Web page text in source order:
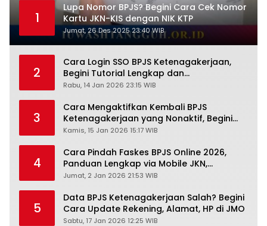
1
Lupa Nomor BPJS? Begini Cara Cek Nomor
Kartu JKN-KIS dengan NIK KTP
Jumat, 26 Des 2025 23:40 WIB
2
Cara Login SSO BPJS Ketenagakerjaan,
Begini Tutorial Lengkap dan
Pengertiannya
Rabu, 14 Jan 2026 23:15 WIB
3
Cara Mengaktifkan Kembali BPJS
Ketenagakerjaan yang Nonaktif, Begini
Panduan Lengkapnya
Kamis, 15 Jan 2026 15:17 WIB
4
Cara Pindah Faskes BPJS Online 2026,
Panduan Lengkap via Mobile JKN,
PANDAWA & Offiline Kantor Cabang
Jumat, 2 Jan 2026 21:53 WIB
5
Data BPJS Ketenagakerjaan Salah? Begini
Cara Update Rekening, Alamat, HP di JMO
Sabtu, 17 Jan 2026 12:25 WIB